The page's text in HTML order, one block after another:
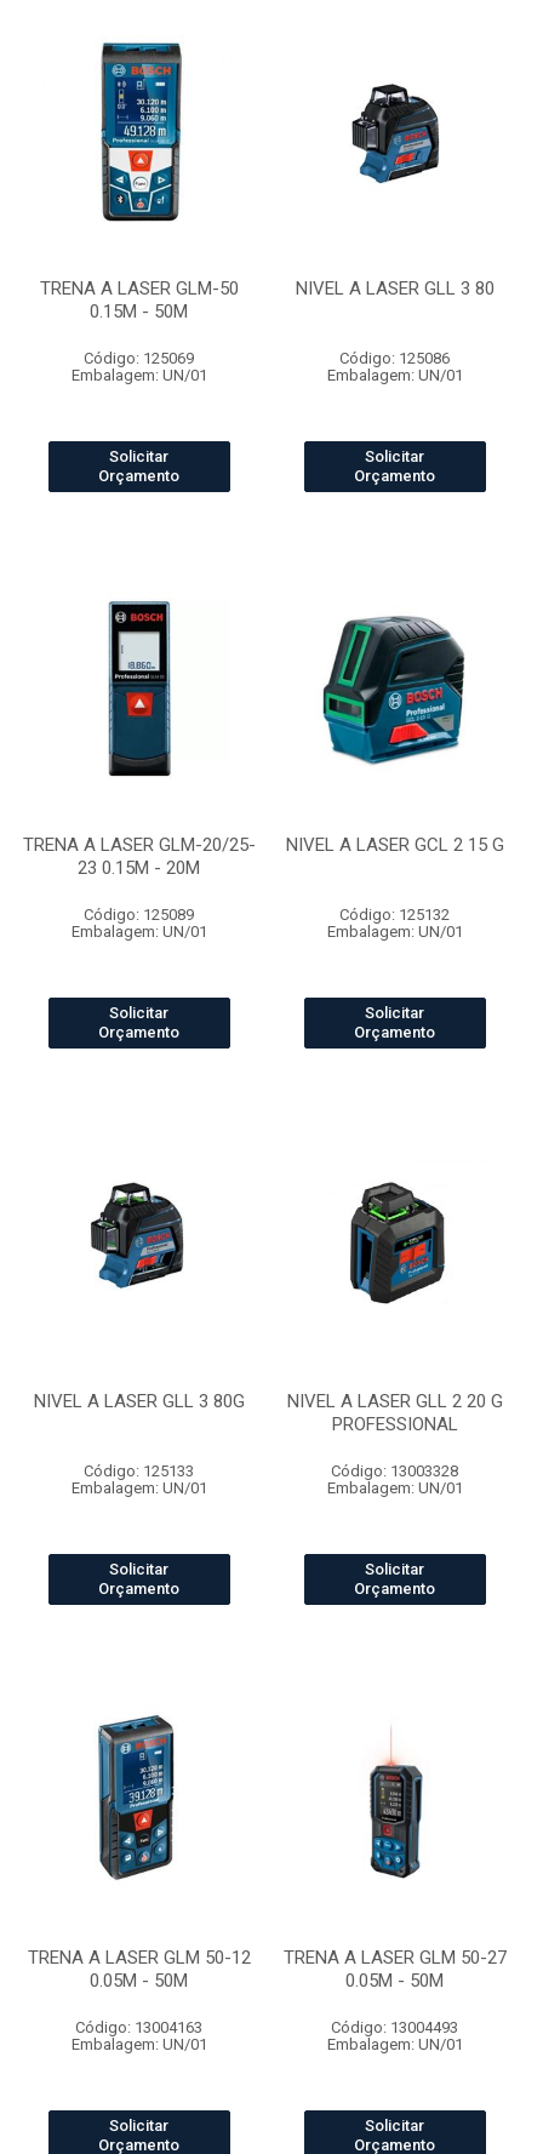
TRENA A LASER GLM-50
0.15M - 50M
Código: 125069
Embalagem: UN/01
Solicitar
Orçamento
NIVEL A LASER GLL 3 80
Código: 125086
Embalagem: UN/01
Solicitar
Orçamento
TRENA A LASER GLM-20/25-
23 0.15M - 20M
Código: 125089
Embalagem: UN/01
Solicitar
Orçamento
NIVEL A LASER GCL 2 15 G
Código: 125132
Embalagem: UN/01
Solicitar
Orçamento
NIVEL A LASER GLL 3 80G
Código: 125133
Embalagem: UN/01
Solicitar
Orçamento
NIVEL A LASER GLL 2 20 G
PROFESSIONAL
Código: 13003328
Embalagem: UN/01
Solicitar
Orçamento
TRENA A LASER GLM 50-12
0.05M - 50M
Código: 13004163
Embalagem: UN/01
Solicitar
Orçamento
TRENA A LASER GLM 50-27
0.05M - 50M
Código: 13004493
Embalagem: UN/01
Solicitar
Orçamento